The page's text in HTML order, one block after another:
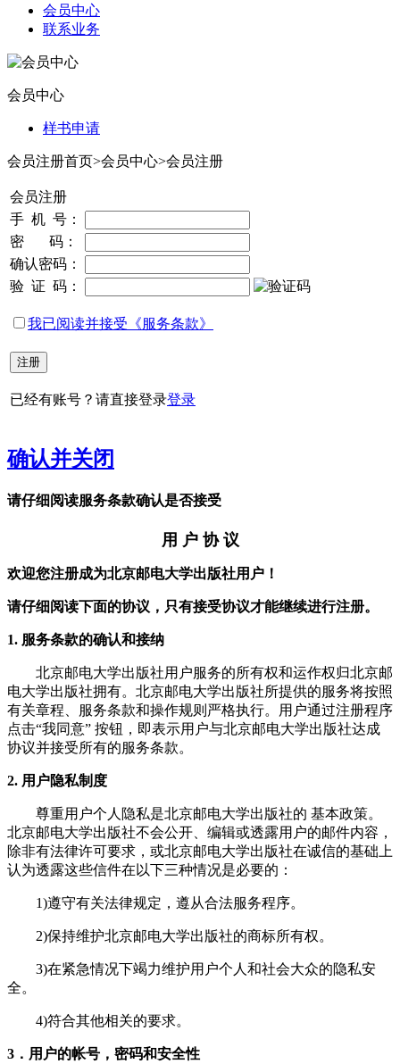
会员中心
联系业务
会员中心
样书申请
会员注册首页>会员中心>会员注册
会员注册
手 机 号：
密 码：
确认密码：
验 证 码：
我已阅读并接受《服务条款》
已经有账号？请直接登录登录
确认并关闭
请仔细阅读服务条款确认是否接受
用 户 协 议
欢迎您注册成为北京邮电大学出版社用户！
请仔细阅读下面的协议，只有接受协议才能继续进行注册。
1. 服务条款的确认和接纳
北京邮电大学出版社用户服务的所有权和运作权归北京邮
电大学出版社拥有。北京邮电大学出版社所提供的服务将按照
有关章程、服务条款和操作规则严格执行。用户通过注册程序
点击“我同意” 按钮，即表示用户与北京邮电大学出版社达成
协议并接受所有的服务条款。
2. 用户隐私制度
尊重用户个人隐私是北京邮电大学出版社的 基本政策。
北京邮电大学出版社不会公开、编辑或透露用户的邮件内容，
除非有法律许可要求，或北京邮电大学出版社在诚信的基础上
认为透露这些信件在以下三种情况是必要的：
1)遵守有关法律规定，遵从合法服务程序。
2)保持维护北京邮电大学出版社的商标所有权。
3)在紧急情况下竭力维护用户个人和社会大众的隐私安
全。
4)符合其他相关的要求。
3．用户的帐号，密码和安全性